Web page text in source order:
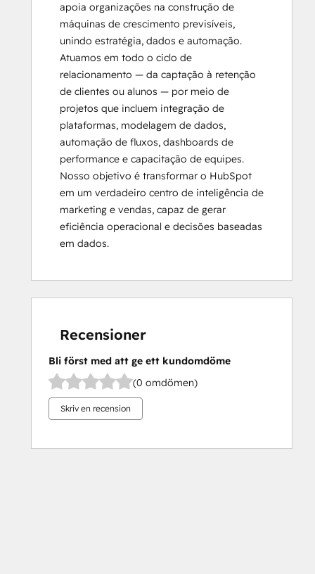
apoia organizações na construção de
máquinas de crescimento previsíveis,
unindo estratégia, dados e automação.
Atuamos em todo o ciclo de
relacionamento — da captação à retenção
de clientes ou alunos — por meio de
projetos que incluem integração de
plataformas, modelagem de dados,
automação de fluxos, dashboards de
performance e capacitação de equipes.
Nosso objetivo é transformar o HubSpot
em um verdadeiro centro de inteligência de
marketing e vendas, capaz de gerar
eficiência operacional e decisões baseadas
em dados.
Recensioner
Bli först med att ge ett kundomdöme
(0 omdömen)
Skriv en recension